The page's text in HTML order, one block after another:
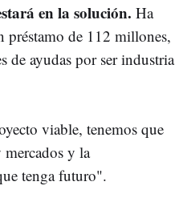
en la solución. Ha
préstamo de 112 millones,
ayudas por ser industria
viable, tenemos que
mercados y la
tenga futuro".